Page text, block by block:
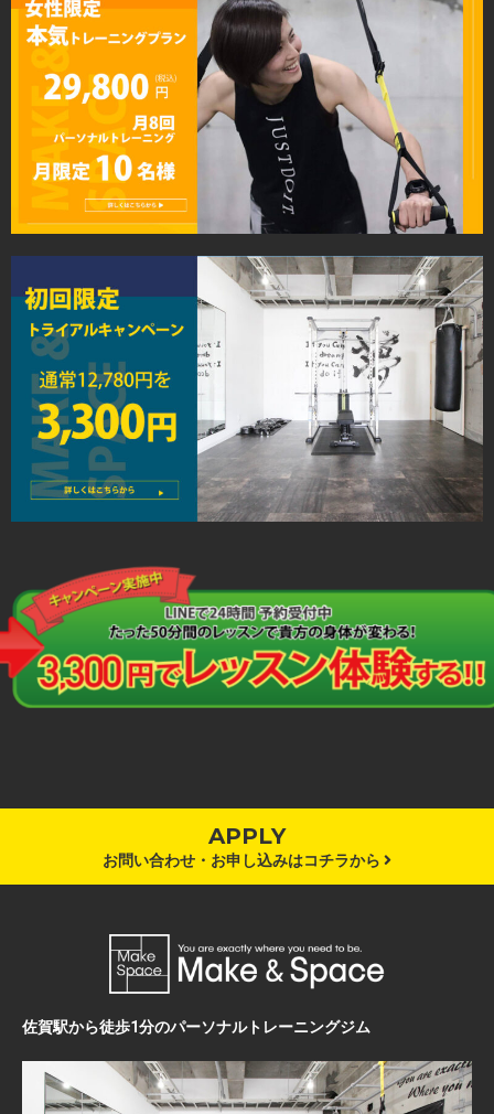
APPLY
お問い合わせ・お申し込みはコチラから
佐賀駅から徒歩1分のパーソナルトレーニングジム